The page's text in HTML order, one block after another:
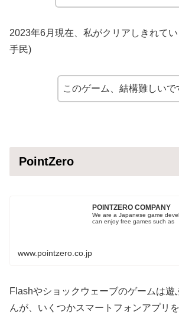
2023年6月現在、私がクリアしきれて
手民)
このゲーム、結構難しいで
PointZero
POINTZERO COMPANY
We are a Japanese game
can enjoy free games such as
www.pointzero.co.jp
Flashやショックウェーブのゲームは遊
んが、いくつかスマートフォンアプリ